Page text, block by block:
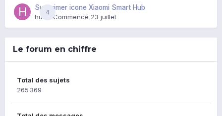
4
Supprimer icone Xiaomi Smart Hub
huik · Commencé 23 juillet
Le forum en chiffre
Total des sujets
265 369